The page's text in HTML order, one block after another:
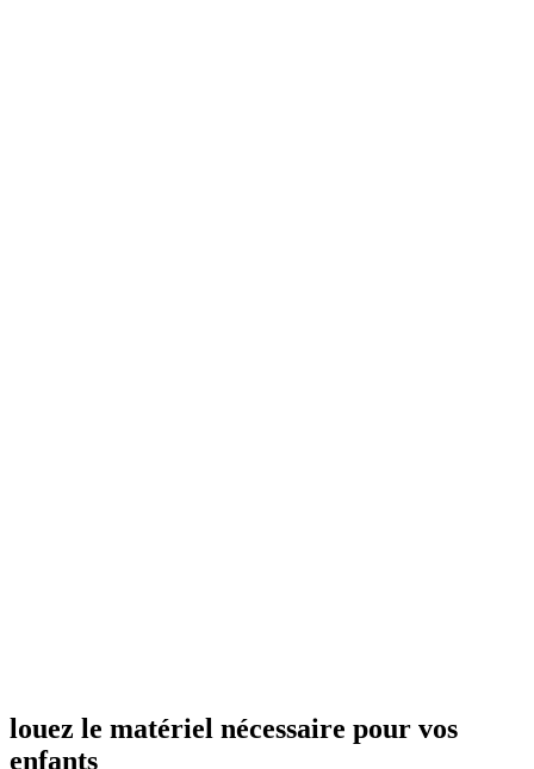
louez le matériel nécessaire pour vos
enfants